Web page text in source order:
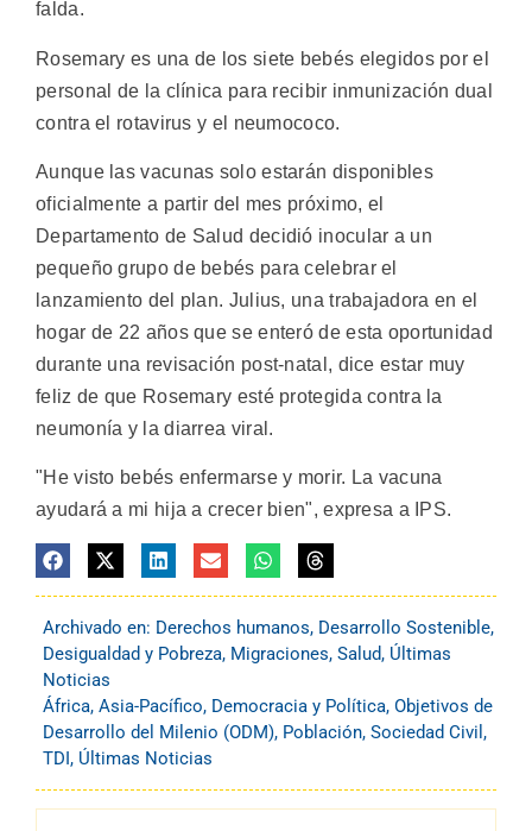
falda.
Rosemary es una de los siete bebés elegidos por el
personal de la clínica para recibir inmunización dual
contra el rotavirus y el neumococo.
Aunque las vacunas solo estarán disponibles
oficialmente a partir del mes próximo, el
Departamento de Salud decidió inocular a un
pequeño grupo de bebés para celebrar el
lanzamiento del plan. Julius, una trabajadora en el
hogar de 22 años que se enteró de esta oportunidad
durante una revisación post-natal, dice estar muy
feliz de que Rosemary esté protegida contra la
neumonía y la diarrea viral.
"He visto bebés enfermarse y morir. La vacuna
ayudará a mi hija a crecer bien", expresa a IPS.
Archivado en: Derechos humanos, Desarrollo Sostenible,
Desigualdad y Pobreza, Migraciones, Salud, Últimas
Noticias
África, Asia-Pacífico, Democracia y Política, Objetivos de
Desarrollo del Milenio (ODM), Población, Sociedad Civil ,
TDI, Últimas Noticias